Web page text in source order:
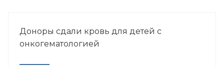
Доноры сдали кровь для детей с
онкогематологией